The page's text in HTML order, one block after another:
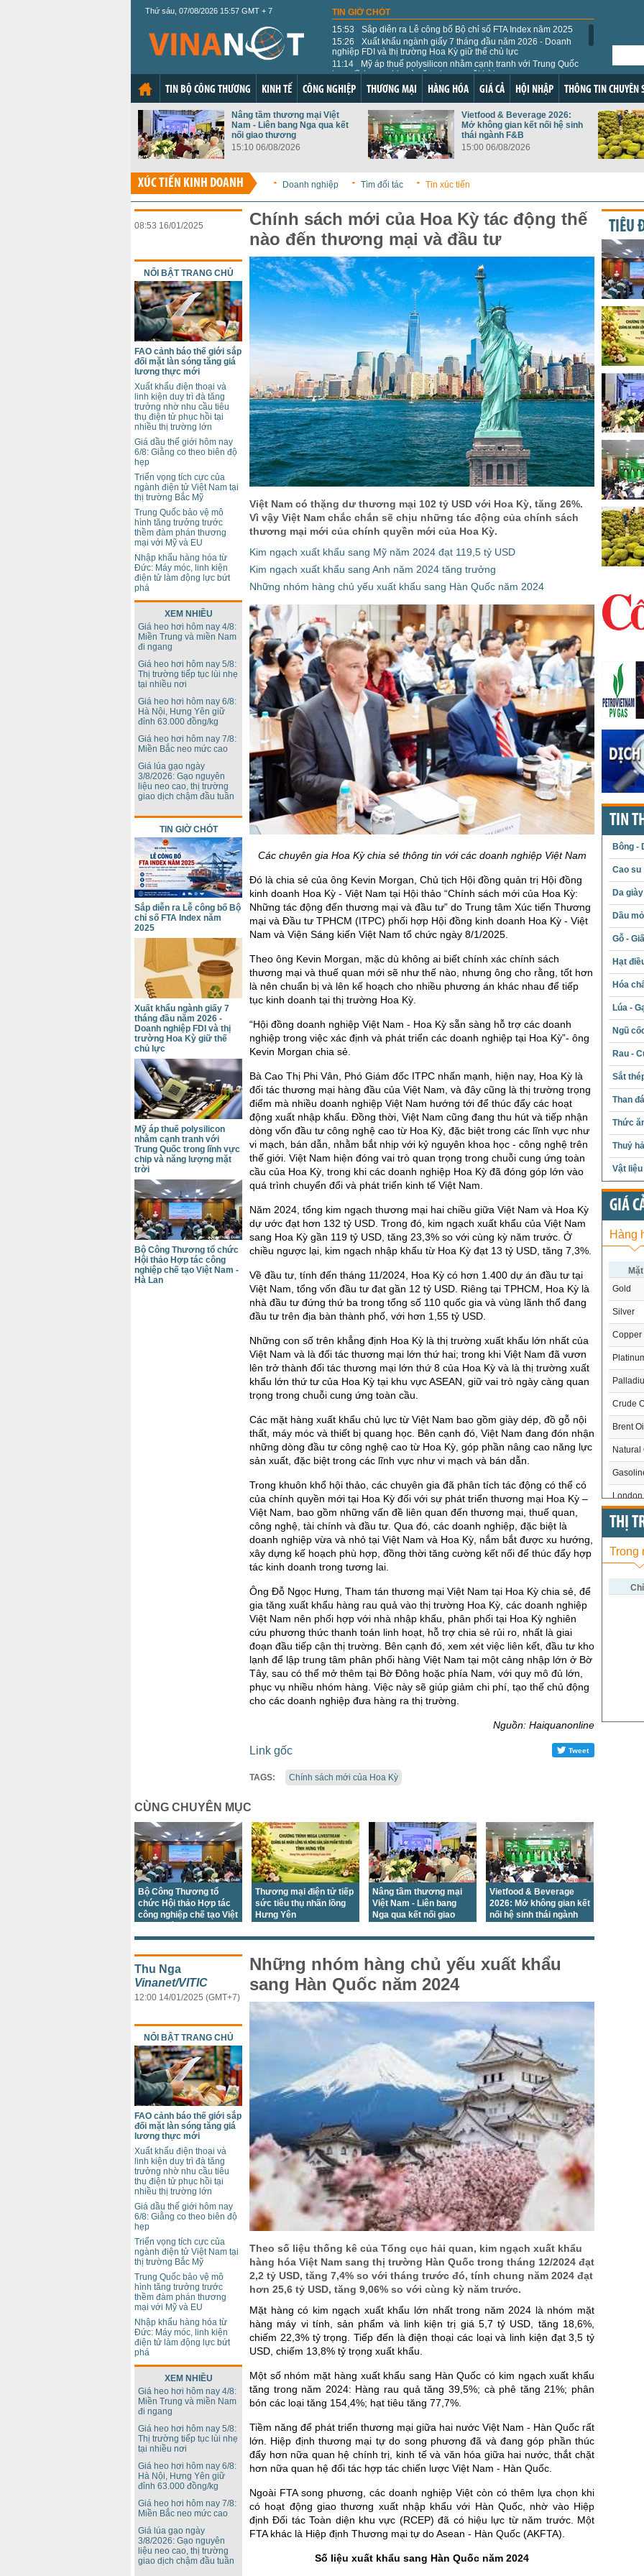
Thứ sáu, 07/08/2026 15:57 GMT + 7
TIN GIỜ CHÓT
15:53
Sắp diễn ra Lễ công bố Bộ chỉ số FTA Index năm 2025
15:26
Xuất khẩu ngành giấy 7 tháng đầu năm 2026 - Doanh
nghiệp FDI và thị trường Hoa Kỳ giữ thế chủ lực
11:14
Mỹ áp thuế polysilicon nhằm cạnh tranh với Trung Quốc
trong lĩnh vực chip và năng lượng mặt trời
10:09
Bộ Công Thương tổ chức Hội thảo Hợp tác công nghiệp
chế tạo Việt Nam - Hà Lan
10:02
Xuất khẩu trái cây tươi sang Thổ Nhĩ Kỳ còn nhiều dư địa
09:56
Ủy ban Cạnh tranh Quốc gia phổ biến Luật Bảo vệ quyền
lợi người tiêu dùng
Thương mại điện tử tiếp sức tiêu thụ nhãn lồng Hưng Yên
Thị trường lao động Mỹ ổn định, năng suất lao động tăng
Diễn biến giá nông sản thế giới hôm nay 7/8/2026
09:32
Giá vàng thế giới hôm nay 7/8: Hướng đến tuần tăng
mạnh nhất kể từ tháng 1/2026
TIN BỘ CÔNG THƯƠNG KINH TẾ CÔNG NGHIỆP THƯƠNG MẠI HÀNG HÓA GIÁ CẢ HỘI NHẬP THÔNG TIN CHUYÊN
Nâng tầm thương mại Việt
Nam - Liên bang Nga qua kết
nối giao thương
15:10 06/08/2026
Vietfood & Beverage 2026:
Mở không gian kết nối hệ sinh
thái ngành F&B
15:00 06/08/2026
XÚC TIẾN KINH DOANH Doanh nghiệp Tìm đối tác Tin xúc tiến
Chính sách mới của Hoa Kỳ tác động thế
nào đến thương mại và đầu tư
Việt Nam có thặng dư thương mại 102 tỷ USD với Hoa Kỳ, tăng 26%.
Vì vậy Việt Nam chắc chắn sẽ chịu những tác động của chính sách
thương mại mới của chính quyền mới của Hoa Kỳ.
Kim ngạch xuất khẩu sang Mỹ năm 2024 đạt 119,5 tỷ USD
Kim ngạch xuất khẩu sang Anh năm 2024 tăng trưởng
Những nhóm hàng chủ yếu xuất khẩu sang Hàn Quốc năm 2024
Các chuyên gia Hoa Kỳ chia sẻ thông tin với các doanh nghiệp Việt Nam
Đó là chia sẻ của ông Kevin Morgan, Chủ tịch Hội đồng quản trị Hội đồng
kinh doanh Hoa Kỳ - Việt Nam tại Hội thảo “Chính sách mới của Hoa Kỳ:
Những tác động đến thương mại và đầu tư” do Trung tâm Xúc tiến Thương
mại và Đầu tư TPHCM (ITPC) phối hợp Hội đồng kinh doanh Hoa Kỳ - Việt
Nam và Viện Sáng kiến Việt Nam tổ chức ngày 8/1/2025.
Theo ông Kevin Morgan, mặc dù không ai biết chính xác chính sách
thương mại và thuế quan mới sẽ như thế nào, nhưng ông cho rằng, tốt hơn
là nên chuẩn bị và lên kế hoạch cho nhiều phương án khác nhau để tiếp
tục kinh doanh tại thị trường Hoa Kỳ.
“Hội đồng doanh nghiệp Việt Nam - Hoa Kỳ sẵn sàng hỗ trợ các doanh
nghiệp trong việc xác định và phát triển các doanh nghiệp tại Hoa Kỳ”- ông
Kevin Morgan chia sẻ.
Bà Cao Thị Phi Vân, Phó Giám đốc ITPC nhấn mạnh, hiện nay, Hoa Kỳ là
đối tác thương mại hàng đầu của Việt Nam, và đây cũng là thị trường trọng
điểm mà nhiều doanh nghiệp Việt Nam hướng tới để thúc đẩy các hoạt
động xuất nhập khẩu. Đồng thời, Việt Nam cũng đang thu hút và tiếp nhận
dòng vốn đầu tư công nghệ cao từ Hoa Kỳ, đặc biệt trong các lĩnh vực như
vi mạch, bán dẫn, nhằm bắt nhịp với kỷ nguyên khoa học - công nghệ trên
thế giới. Việt Nam hiện đóng vai trò quan trọng trong chuỗi cung ứng toàn
cầu của Hoa Kỳ, trong khi các doanh nghiệp Hoa Kỳ đã đóng góp lớn vào
quá trình chuyển đổi và phát triển kinh tế Việt Nam.
Năm 2024, tổng kim ngạch thương mại hai chiều giữa Việt Nam và Hoa Kỳ
dự ước đạt hơn 132 tỷ USD. Trong đó, kim ngạch xuất khẩu của Việt Nam
sang Hoa Kỳ gần 119 tỷ USD, tăng 23,3% so với cùng kỳ năm trước. Ở
chiều ngược lại, kim ngạch nhập khẩu từ Hoa Kỳ đạt 13 tỷ USD, tăng 7,3%.
Về đầu tư, tính đến tháng 11/2024, Hoa Kỳ có hơn 1.400 dự án đầu tư tại
Việt Nam, tổng vốn đầu tư đạt gần 12 tỷ USD. Riêng tại TPHCM, Hoa Kỳ là
nhà đầu tư đứng thứ ba trong tổng số 110 quốc gia và vùng lãnh thổ đang
đầu tư trên địa bàn thành phố, với hơn 1,55 tỷ USD.
Những con số trên khẳng định Hoa Kỳ là thị trường xuất khẩu lớn nhất của
Việt Nam và là đối tác thương mại lớn thứ hai; trong khi Việt Nam đã vươn
lên trở thành đối tác thương mại lớn thứ 8 của Hoa Kỳ và là thị trường xuất
khẩu lớn thứ tư của Hoa Kỳ tại khu vực ASEAN, giữ vai trò ngày càng quan
trọng trong chuỗi cung ứng toàn cầu.
Các mặt hàng xuất khẩu chủ lực từ Việt Nam bao gồm giày dép, đồ gỗ nội
thất, máy móc và thiết bị quang học. Bên cạnh đó, Việt Nam đang đón nhận
những dòng đầu tư công nghệ cao từ Hoa Kỳ, góp phần nâng cao năng lực
sản xuất, đặc biệt trong các lĩnh vực như vi mạch và bán dẫn.
Trong khuôn khổ hội thảo, các chuyên gia đã phân tích tác động có thể có
của chính quyền mới tại Hoa Kỳ đối với sự phát triển thương mại Hoa Kỳ –
Việt Nam, bao gồm những vấn đề liên quan đến thương mại, thuế quan,
công nghệ, tài chính và đầu tư. Qua đó, các doanh nghiệp, đặc biệt là
doanh nghiệp vừa và nhỏ tại Việt Nam và Hoa Kỳ, nắm bắt được xu hướng,
xây dựng kế hoạch phù hợp, đồng thời tăng cường kết nối để thúc đẩy hợp
tác kinh doanh trong tương lai.
Ông Đỗ Ngọc Hưng, Tham tán thương mại Việt Nam tại Hoa Kỳ chia sẻ, để
gia tăng xuất khẩu hàng rau quả vào thị trường Hoa Kỳ, các doanh nghiệp
Việt Nam nên phối hợp với nhà nhập khẩu, phân phối tại Hoa Kỳ nghiên
cứu phương thức thanh toán linh hoạt, hỗ trợ chia sẻ rủi ro, nhất là giai
đoạn đầu tiếp cận thị trường. Bên cạnh đó, xem xét việc liên kết, đầu tư kho
lạnh để lập trung tâm phân phối hàng Việt Nam tại một cảng nhập lớn ở Bờ
Tây, sau có thể mở thêm tại Bờ Đông hoặc phía Nam, với quy mô đủ lớn,
phục vụ nhiều nhóm hàng. Việc này sẽ giúp giảm chi phí, tạo thế chủ động
cho các doanh nghiệp đưa hàng ra thị trường.
Nguồn: Haiquanonline
Link gốc Tweet
TAGS: Chính sách mới của Hoa Kỳ
08:53 16/01/2025
NỔI BẬT TRANG CHỦ
FAO cảnh báo thế giới sắp
đối mặt làn sóng tăng giá
lương thực mới
Xuất khẩu điện thoại và
linh kiện duy trì đà tăng
trưởng nhờ nhu cầu tiêu
thụ điện tử phục hồi tại
nhiều thị trường lớn
Giá dầu thế giới hôm nay
6/8: Giằng co theo biên độ
hẹp
Triển vọng tích cực của
ngành điện tử Việt Nam tại
thị trường Bắc Mỹ
Trung Quốc bảo vệ mô
hình tăng trưởng trước
thềm đàm phán thương
mại với Mỹ và EU
Nhập khẩu hàng hóa từ
Đức: Máy móc, linh kiện
điện tử làm động lực bứt
phá
XEM NHIỀU
Giá heo hơi hôm nay 4/8:
Miền Trung và miền Nam
đi ngang
Giá heo hơi hôm nay 5/8:
Thị trường tiếp tục lùi nhẹ
tại nhiều nơi
Giá heo hơi hôm nay 6/8:
Hà Nội, Hưng Yên giữ
đỉnh 63.000 đồng/kg
Giá heo hơi hôm nay 7/8:
Miền Bắc neo mức cao
Giá lúa gạo ngày
3/8/2026: Gạo nguyên
liệu neo cao, thị trường
giao dịch chậm đầu tuần
TIN GIỜ CHÓT
Sắp diễn ra Lễ công bố Bộ
chỉ số FTA Index năm
2025
Xuất khẩu ngành giấy 7
tháng đầu năm 2026 -
Doanh nghiệp FDI và thị
trường Hoa Kỳ giữ thế
chủ lực
Mỹ áp thuế polysilicon
nhằm cạnh tranh với
Trung Quốc trong lĩnh vực
chip và năng lượng mặt
trời
Bộ Công Thương tổ chức
Hội thảo Hợp tác công
nghiệp chế tạo Việt Nam -
Hà Lan
CÙNG CHUYÊN MỤC
Bộ Công Thương tổ
chức Hội thảo Hợp tác
công nghiệp chế tạo Việt
Thương mại điện tử tiếp
sức tiêu thụ nhãn lồng
Hưng Yên
Nâng tầm thương mại
Việt Nam - Liên bang
Nga qua kết nối giao
Vietfood & Beverage
2026: Mở không gian kết
nối hệ sinh thái ngành
Những nhóm hàng chủ yếu xuất khẩu
sang Hàn Quốc năm 2024
Theo số liệu thống kê của Tổng cục hải quan, kim ngạch xuất khẩu
hàng hóa Việt Nam sang thị trường Hàn Quốc trong tháng 12/2024 đạt
2,2 tỷ USD, tăng 7,4% so với tháng trước đó, tính chung năm 2024 đạt
hơn 25,6 tỷ USD, tăng 9,06% so với cùng kỳ năm trước.
Mặt hàng có kim ngạch xuất khẩu lớn nhất trong năm 2024 là nhóm mặt
hàng máy vi tính, sản phẩm và linh kiện trị giá 5,7 tỷ USD, tăng 18,6%,
chiếm 22,3% tỷ trọng. Tiếp đến là điện thoại các loại và linh kiện đạt 3,5 tỷ
USD, chiếm 13,8% tỷ trọng xuất khẩu.
Một số nhóm mặt hàng xuất khẩu sang Hàn Quốc có kim ngạch xuất khẩu
tăng trong năm 2024: Hàng rau quả tăng 39,5%; cà phê tăng 21%; phân
bón các loại tăng 154,4%; hạt tiêu tăng 77,7%.
Tiềm năng để phát triển thương mại giữa hai nước Việt Nam - Hàn Quốc rất
lớn. Hiệp định thương mại tự do song phương đã và đang góp phần thúc
đẩy hơn nữa quan hệ chính trị, kinh tế và văn hóa giữa hai nước, thắt chặt
hơn nữa quan hệ đối tác hợp tác chiến lược Việt Nam - Hàn Quốc.
Ngoài FTA song phương, các doanh nghiệp Việt còn có thêm lựa chọn khi
có hoạt động giao thương xuất nhập khẩu với Hàn Quốc, nhờ vào Hiệp
định Đối tác Toàn diện khu vực (RCEP) đã có hiệu lực từ năm trước. Một
FTA khác là Hiệp định Thương mại tự do Asean - Hàn Quốc (AKFTA).
Số liệu xuất khẩu sang Hàn Quốc năm 2024
Thu Nga
Vinanet/VITIC
12:00 14/01/2025 (GMT+7)
NỔI BẬT TRANG CHỦ
FAO cảnh báo thế giới sắp
đối mặt làn sóng tăng giá
lương thực mới
Xuất khẩu điện thoại và
linh kiện duy trì đà tăng
trưởng nhờ nhu cầu tiêu
thụ điện tử phục hồi tại
nhiều thị trường lớn
Giá dầu thế giới hôm nay
6/8: Giằng co theo biên độ
hẹp
Triển vọng tích cực của
ngành điện tử Việt Nam tại
thị trường Bắc Mỹ
Trung Quốc bảo vệ mô
hình tăng trưởng trước
thềm đàm phán thương
mại với Mỹ và EU
Nhập khẩu hàng hóa từ
Đức: Máy móc, linh kiện
điện tử làm động lực bứt
phá
XEM NHIỀU
Giá heo hơi hôm nay 4/8:
Miền Trung và miền Nam
đi ngang
Giá heo hơi hôm nay 5/8:
Thị trường tiếp tục lùi nhẹ
tại nhiều nơi
Giá heo hơi hôm nay 6/8:
Hà Nội, Hưng Yên giữ
đỉnh 63.000 đồng/kg
Giá heo hơi hôm nay 7/8:
Miền Bắc neo mức cao
Giá lúa gạo ngày
3/8/2026: Gạo nguyên
liệu neo cao, thị trường
giao dịch chậm đầu tuần
TIÊU
TIN
Bông -
Cao su
Da giày
Dầu
Gỗ -
Hạt
Hóa
Lúa -
Ngũ
Rau -
Sắt
Than đá
Thức
Thuỷ
Vật
GIÁ
Hàng
Gold
Silver
Copper
Crude
Brent
Natural
London
US
US
US
THỊ
Trong